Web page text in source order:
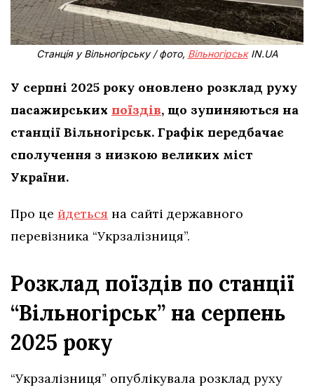
Станція у Вільногірську / фото, ВільногірськIN.UA
У серпні 2025 року оновлено розклад руху
пасажирських поїздів, що зупиняються на
станції Вільногірськ. Графік передбачає
сполучення з низкою великих міст
України.
Про це йдеться на сайті державного
перевізника “Укрзалізниця”.
Розклад поїздів по станції
“Вільногірськ” на серпень
2025 року
“Укрзалізниця” опублікувала розклад руху